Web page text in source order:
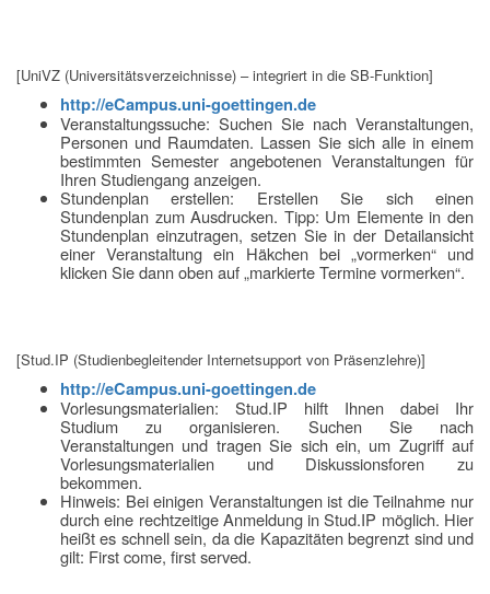
[UniVZ (Universitätsverzeichnisse) – integriert in die SB-Funktion]
http://eCampus.uni-goettingen.de
Veranstaltungssuche: Suchen Sie nach Veranstaltungen,
Personen und Raumdaten. Lassen Sie sich alle in einem
bestimmten Semester angebotenen Veranstaltungen für
Ihren Studiengang anzeigen.
Stundenplan erstellen: Erstellen Sie sich einen
Stundenplan zum Ausdrucken. Tipp: Um Elemente in den
Stundenplan einzutragen, setzen Sie in der Detailansicht
einer Veranstaltung ein Häkchen bei „vormerken“ und
klicken Sie dann oben auf „markierte Termine vormerken“.
[Stud.IP (Studienbegleitender Internetsupport von Präsenzlehre)]
http://eCampus.uni-goettingen.de
Vorlesungsmaterialien: Stud.IP hilft Ihnen dabei Ihr
Studium zu organisieren. Suchen Sie nach
Veranstaltungen und tragen Sie sich ein, um Zugriff auf
Vorlesungsmaterialien und Diskussionsforen zu
bekommen.
Hinweis: Bei einigen Veranstaltungen ist die Teilnahme nur
durch eine rechtzeitige Anmeldung in Stud.IP möglich. Hier
heißt es schnell sein, da die Kapazitäten begrenzt sind und
gilt: First come, first served.